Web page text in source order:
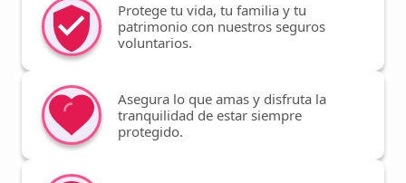
Protege tu vida, tu familia y tu
patrimonio con nuestros seguros
voluntarios.
Asegura lo que amas y disfruta la
tranquilidad de estar siempre
protegido.